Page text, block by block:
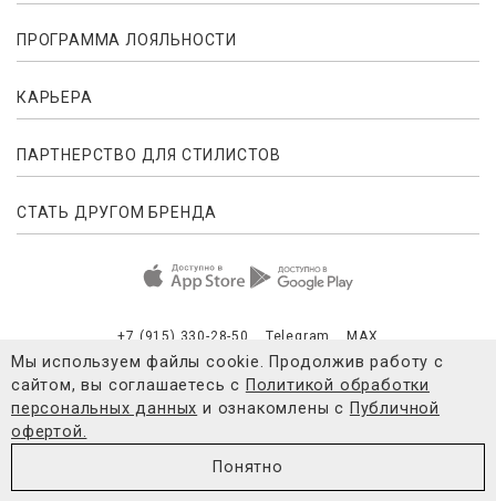
ПРОГРАММА ЛОЯЛЬНОСТИ
КАРЬЕРА
ПАРТНЕРСТВО ДЛЯ СТИЛИСТОВ
СТАТЬ ДРУГОМ БРЕНДА
+7 (915) 330-28-50 Telegram MAX
Согласие на обработку персональных
© 2021-2026 4FORMS
Мы используем файлы cookie. Продолжив работу с
сайтом, вы соглашаетесь с Политикой обработки
персональных данных и ознакомлены с Публичной
офертой.
Понятно